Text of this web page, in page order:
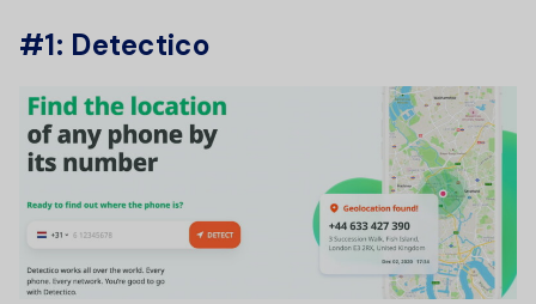
#1: Detectico